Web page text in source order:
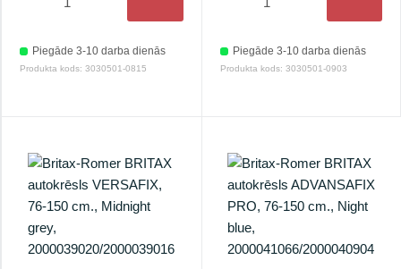
Piegāde 3-10 darba dienās
Produkta kods: 3030501-0815
Piegāde 3-10 darba dienās
Produkta kods: 3030501-0903